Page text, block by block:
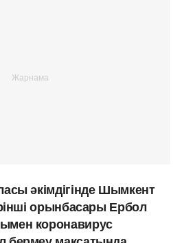
әкімдігінде Шымкент
орынбасары Ербол
коронавирус